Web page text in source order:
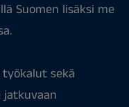
Suomen lisäksi me
sekä
jatkuvaan